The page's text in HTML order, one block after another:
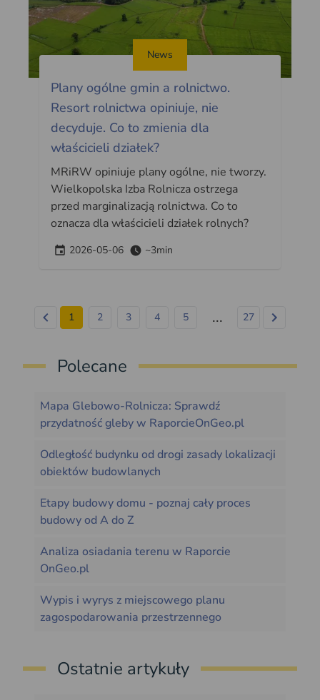
News
Plany ogólne gmin a rolnictwo.
Resort rolnictwa opiniuje, nie
decyduje. Co to zmienia dla
właścicieli działek?
MRiRW opiniuje plany ogólne, nie tworzy.
Wielkopolska Izba Rolnicza ostrzega
przed marginalizacją rolnictwa. Co to
oznacza dla właścicieli działek rolnych?
2026-05-06 ~3min
1 2 3 4 5 ... 27
Polecane
Mapa Glebowo-Rolnicza: Sprawdź
przydatność gleby w RaporcieOnGeo.pl
Odległość budynku od drogi zasady lokalizacji
obiektów budowlanych
Etapy budowy domu - poznaj cały proces
budowy od A do Z
Analiza osiadania terenu w Raporcie
OnGeo.pl
Wypis i wyrys z miejscowego planu
zagospodarowania przestrzennego
Ostatnie artykuły